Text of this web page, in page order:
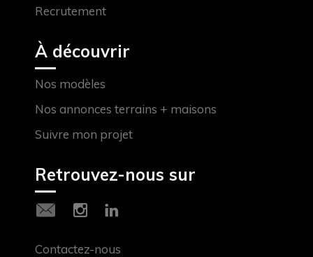
Recrutement
À découvrir
Nos modèles
Nos annonces terrains + maisons
Suivre mon projet
Retrouvez-nous sur
Contactez-nous